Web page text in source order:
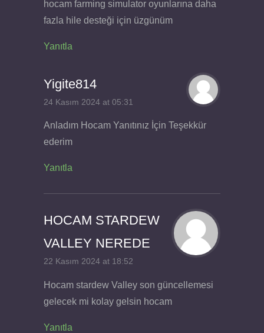
hocam farming simulator oyunlarına daha
fazla hile desteği için üzgünüm
Yanıtla
Yigite814
24 Kasım 2024 at 05:31
Anladım Hocam Yanıtınız İçin Teşekkür
ederim
Yanıtla
HOCAM STARDEW
VALLEY NEREDE
22 Kasım 2024 at 18:52
Hocam stardew Valley son güncellemesi
gelecek mi kolay gelsin hocam
Yanıtla